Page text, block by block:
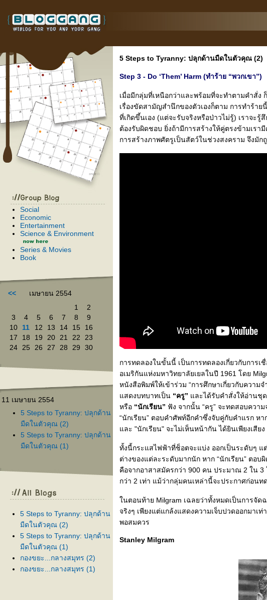
Social
Economic
Entertainment
Science & Environment
Series & Movies
Book
<<
เมษายน 2554
1
2
3
4 5 6 7 8
9
10
11 12 13 14 15
16
17
18 19 20 21 22
23
24
25 26 27 28 29 30
11 เมษายน 2554
5 Steps to Tyranny: ปลุกด้าน
มืดในตัวคุณ (2)
5 Steps to Tyranny: ปลุกด้าน
มืดในตัวคุณ (1)
5 Steps to Tyranny: ปลุกด้าน
มืดในตัวคุณ (2)
5 Steps to Tyranny: ปลุกด้าน
มืดในตัวคุณ (1)
กองขยะ...กลางสมุทร (2)
กองขยะ...กลางสมุทร (1)
5 Steps to Tyranny: ปลุกด้านมืดในตัวคุณ (2)
Step 3 - Do ‘Them’ Harm (ทำร้าย “พวกเขา”)
เมื่อมีกลุ่มที่เหนือกว่าและพร้อมที่จะทำตามคำสั่ง
เรื่องขัดสามัญสำนึกของตัวเองก็ตาม การทำร้า
ที่เกิดขึ้นเอง (แต่จะรับจริงหรือป่าวไม่รู้) เราจะรู้
ต้องรับผิดชอบ ยิ่งถ้ามีการสร้างให้คู่ตรงข้ามเร
การสร้างภาพศัตรูเป็นสัตว์ในช่วงสงคราม จึงมั
การทดลองในขั้นนี้ เป็นการทดลองเกี่ยวกับการเ
อเมริกันแห่งมหาวิทยาลัยเยลในปี 1961 โดย
หนังสือพิมพ์ให้เข้าร่วม “การศึกษาเกี่ยวกับความ
สดงบทบาทเป็น “ครู” ละได้รับคำสั่งให้อ่านชุด
หรือ “นักเรียน” ฟัง จากนั้น “ครู” จะทดสอบควา
“นักเรียน” ตอบคำศัพท์อีกคำซึ่งจับคู่กับคำแรก ห
ละ "นักเรียน" จะไม่เห็นหน้ากัน ได้ยินเพียงเสียง
ทั้งนี้กระแสไฟฟ้าที่ช็อตจะแบ่ง ออกเป็นระดับๆ แ
ต่างของแต่ละระดับมากนัก หาก “นักเรียน” ตอบ
คือจากอาสาสมัครกว่า 900 คน ประมาณ 2 ใน
กว่า 2 เท่า แม้ว่ากลุ่มคนเหล่านี้จะประกาศก่อน
นตอนท้าย Milgram เฉลยว่าทั้งหมดเป็นการจัด
จริงๆ เพียงแต่แกล้งแสดงความเจ็บปวดออกมาเ
พอสมควร
Stanley Milgram